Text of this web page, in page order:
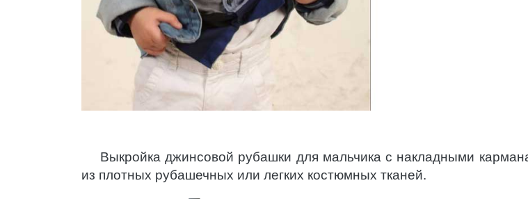
Выкройка джинсовой рубашки для мальчика с накладными
из плотных рубашечных или легких костюмных тканей.